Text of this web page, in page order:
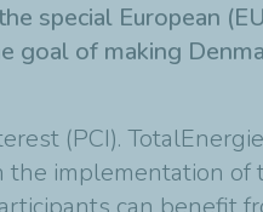
special European
goal of making
(PCI).
implementation of